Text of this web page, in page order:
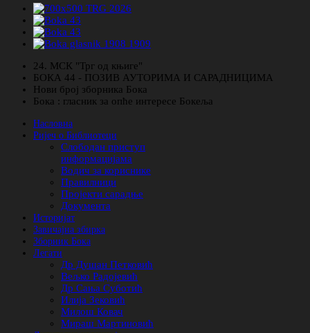
24. МСК "Трг од књиге"
БОКА 44 - ПОЗИВ АУТОРИМА И САРАДНИЦИМА
Нови број зборника Бока
Бока : гласник за опће интересе Бокеља
Насловна
Ријеч о Библиотеци
Слободан приступ
информацијама
Водич за кориснике
Правилници
Пројекти сарадње
Документа
Историјат
Завичајна збирка
Зборник Бока
Легати
Др Душан Петковић
Вељко Радојевић
Др Сања Суботић
Илија Зековић
Милош Ковач
Мираш Мартиновић